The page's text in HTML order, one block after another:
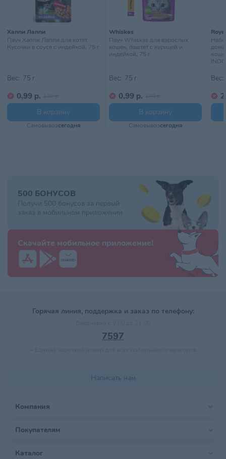
Хаппи Лаппи
Пауч Хаппи Лаппи для котят.
Кусочки в соусе с индейкой, 75 г
Вес: 75 г
0,99 р. 1,22 р.
В корзину
Самовывозсегодня
Whiskas
Пауч Whiskas для взрослых
кошек, паштет с курицей и
индейкой, 75 г
Вес: 75 г
0,99 р. 1,40 р.
В корзину
Самовывозсегодня
Вес:
500 БОНУСОВ
Получи 500 бонусов за первый
заказ в мобильном приложении
Скачайте мобильное приложение!
Горячая линия, поддержка и заказ по телефону:
7597
Написать нам
Компания
Покупателям
Каталог